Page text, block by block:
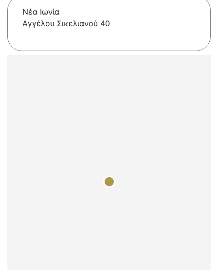
Νέα Ιωνία
Αγγέλου Σικελιανού 40